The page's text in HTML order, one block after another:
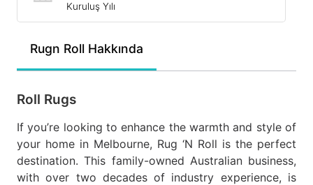
Rugn Roll Hakkında
Roll Rugs
If you’re looking to enhance the warmth and style of
your home in Melbourne, Rug ‘N Roll is the perfect
destination. This family-owned Australian business,
with over two decades of industry experience, is
Kuruluş Yılı